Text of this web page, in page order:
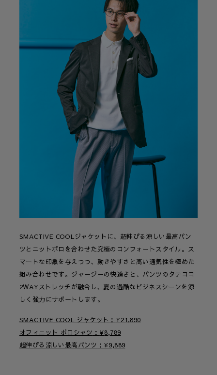
SMACTIVE COOLジャケットに、超伸びる涼しい最高パン
ツとニットポロを合わせた究極のコンフォートスタイル。ス
マートな印象を与えつつ、動きやすさと高い通気性を極めた
組み合わせです。ジャージーの快適さと、パンツのタテヨコ
2WAYストレッチが融合し、夏の過酷なビジネスシーンを涼
しく強力にサポートします。
SMACTIVE COOL ジャケット ¥21,890
オフィニット ポロシャツ
¥8,789
超伸びる涼しい最高パンツ
¥9,889